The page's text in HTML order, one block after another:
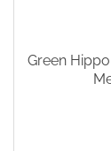
Green